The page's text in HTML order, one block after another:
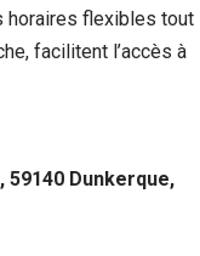
horaires flexibles tout
facilitent l’accès à
Dunkerque,